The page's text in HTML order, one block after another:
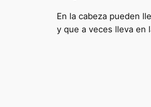
En la cabeza pueden
y que a veces lleva en